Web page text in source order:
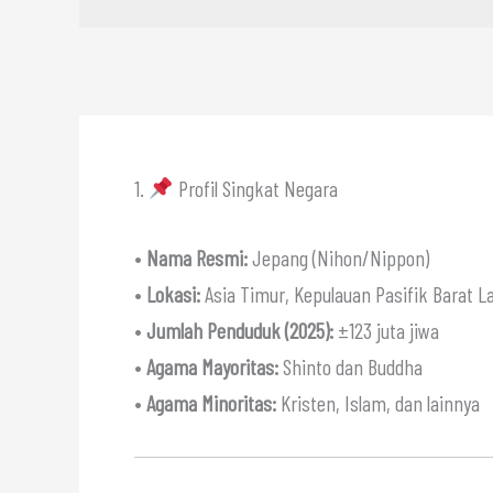
1. Profil Singkat Negara
• Nama Resmi:Jepang (Nihon/Nippon)
• Lokasi: Asia Timur, Kepulauan Pasifik Barat
• Jumlah Penduduk (2025): ±123 juta jiwa
• Agama Mayoritas:Shinto dan Buddha
• Agama Minoritas: Kristen, Islam, dan lainnya